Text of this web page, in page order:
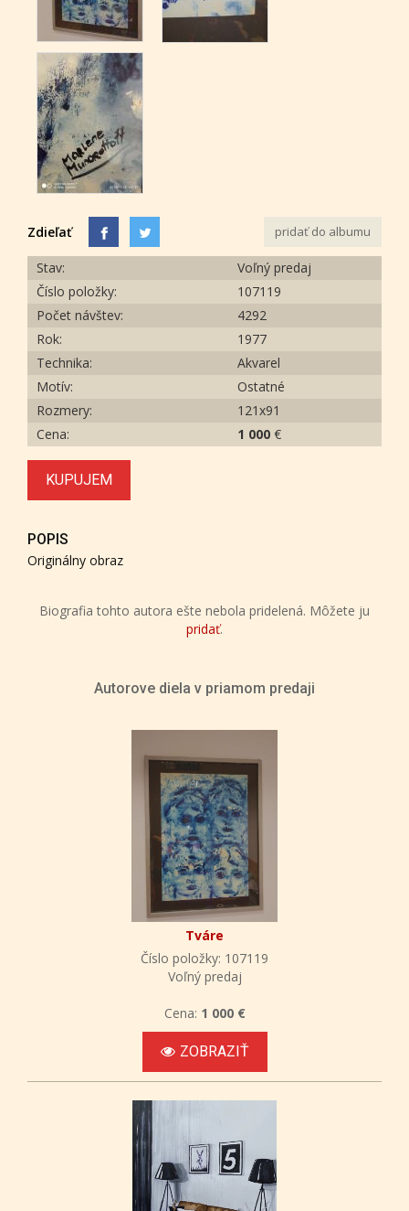
Zdieľať pridať do albumu
Stav:
Voľný predaj
Číslo položky:
107119
Počet návštev:
4292
Rok:
1977
Technika:
Akvarel
Motív:
Ostatné
Rozmery:
121x91
Cena:
1 000 €
KUPUJEM
POPIS
Originálny obraz
Biografia tohto autora ešte nebola pridelená. Môžete ju
pridať.
Autorove diela v priamom predaji
Tváre
Číslo položky: 107119
Voľný predaj
Cena: 1 000 €
ZOBRAZIŤ